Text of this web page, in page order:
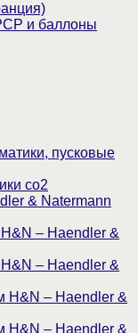
и баллоны
пусковые
со2
& Natermann
– Haendler &
– Haendler &
H&N – Haendler &
H&N – Haendler &